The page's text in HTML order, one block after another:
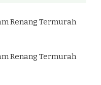
Renang Termurah
Renang Termurah